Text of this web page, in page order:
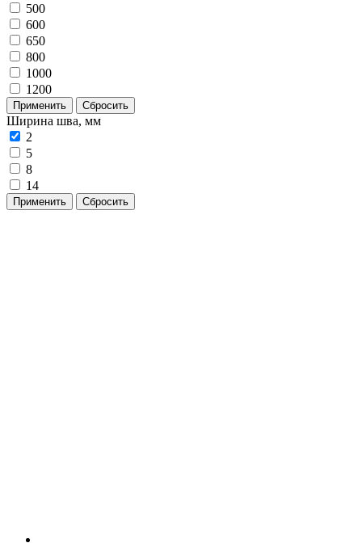
500
600
650
800
1000
1200
Применить Сбросить
Ширина шва, мм
2
5
8
14
Применить Сбросить